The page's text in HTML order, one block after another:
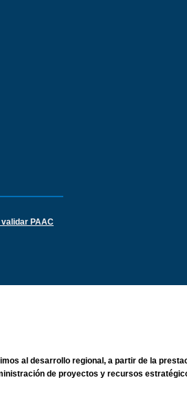
PAAC
al desarrollo regional, a partir de la
de proyectos y recursos